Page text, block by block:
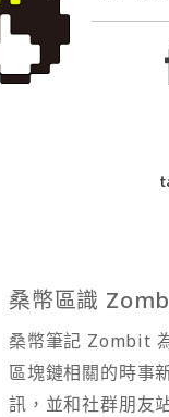
桑幣區識
桑幣筆記 Zombit
區塊鏈相關的時事
訊，並和社群朋友